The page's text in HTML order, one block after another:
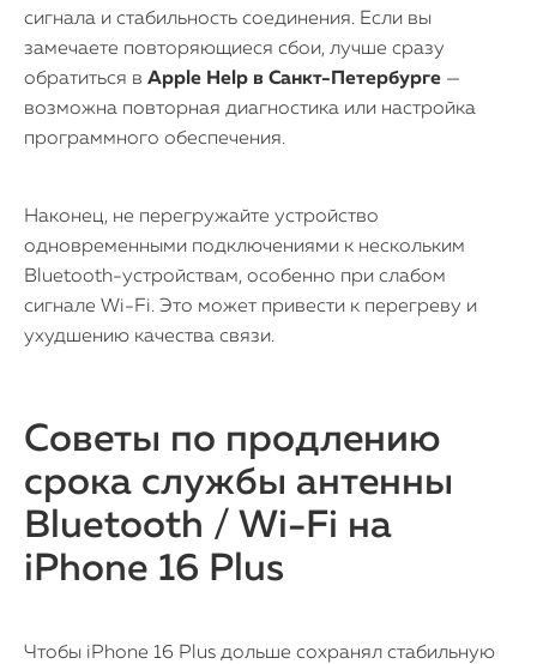
сигнала и стабильность соединения. Если вы
замечаете повторяющиеся сбои, лучше сразу
обратиться в Apple Help в Санкт-Петербурге —
возможна повторная диагностика или настройка
программного обеспечения.
Наконец, не перегружайте устройство
одновременными подключениями к нескольким
Bluetooth-устройствам, особенно при слабом
сигнале Wi-Fi. Это может привести к перегреву и
ухудшению качества связи.
Советы по продлению
срока службы антенны
Bluetooth / Wi-Fi на
iPhone 16 Plus
Чтобы iPhone 16 Plus дольше сохранял стабильную